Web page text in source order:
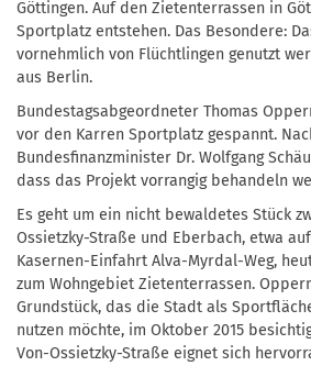
Göttingen. Auf den Zietenterrassen in
Sportplatz entstehen. Das Besondere:
vornehmlich von Flüchtlingen genutzt
aus Berlin.
Bundestagsabgeordneter Thomas
vor den Karren Sportplatz gespannt.
Bundesfinanzminister Dr. Wolfgang
dass das Projekt vorrangig behandeln
Es geht um ein nicht bewaldetes Stück
Ossietzky-Straße und Eberbach, etwa
Kasernen-Einfahrt Alva-Myrdal-Weg,
zum Wohngebiet Zietenterrassen.
Grundstück, das die Stadt als
nutzen möchte, im Oktober 2015
Von-Ossietzky-Straße eignet sich